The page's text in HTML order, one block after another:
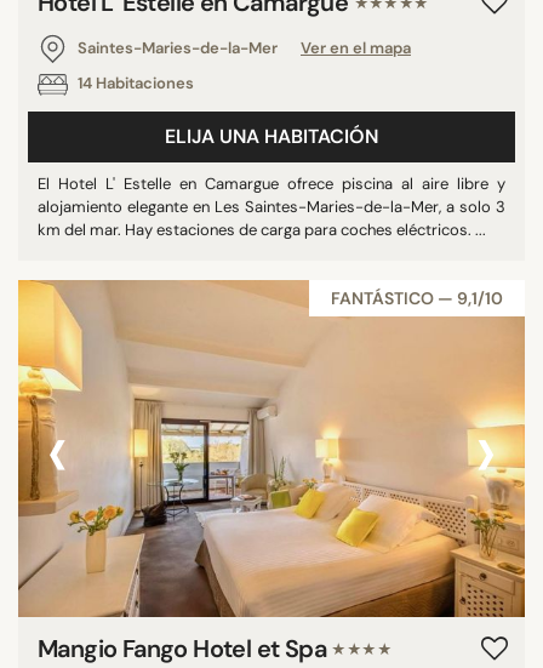
★★★★★
Saintes-Maries-de-la-Mer
Ver en el mapa
14 Habitaciones
ELIJA UNA HABITACIÓN
El Hotel L' Estelle en Camargue ofrece piscina al aire libre y
alojamiento elegante en Les Saintes-Maries-de-la-Mer, a solo 3
km del mar. Hay estaciones de carga para coches eléctricos. ...
FANTÁSTICO — 9,1/10
‹ ›
Mangio Fango Hotel et Spa ★★★★